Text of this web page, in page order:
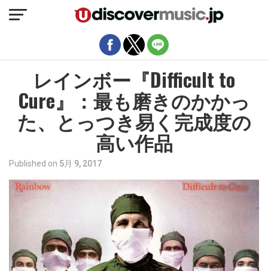
レインボー『Difficult to
Cure』：最も磨きのかかっ
た、とっつき易く完成度の
高い作品
Published on 5月 9, 2017
モバイルバージョンを終了